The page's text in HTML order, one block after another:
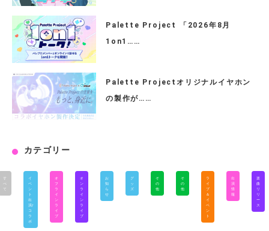
Palette Project 「2026年8月
1on1……
Palette Projectオリジナルイヤホン
の製作が……
カテゴリー
す
べ
て
イ
ベ
ン
ト
出
演/
コ
ラ
ボ
オ
フ
ラ
イ
ン
ラ
イ
ブ
オ
ン
ラ
イ
ン
ラ
イ
ブ
お
知
ら
せ
グ
ッ
ズ
そ
の
他
そ
の
他
ラ
イ
ブ
＆
イ
ベ
ン
ト
出
演
情
報
楽
曲
リ
リ
ー
ス